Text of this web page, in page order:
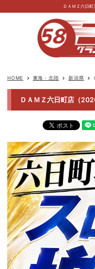
ＤＡＭＺ六日町
HOME keyboard_arrow_right 東海・北陸 keyboard_arrow_right 新潟県 keyboard_arrow_right
ＤＡＭＺ六日町店（